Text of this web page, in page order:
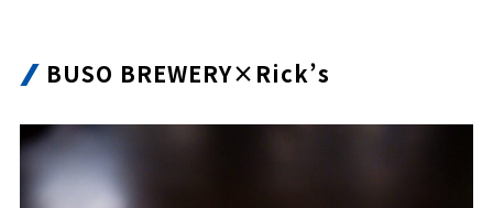
BUSO BREWERY×Rick’s